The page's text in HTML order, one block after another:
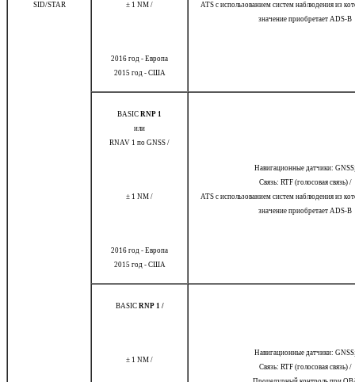
SID/STAR ± 1 NM /
2016 год - Европа
2015 год - США
ATS с использованием систем наблюдения из
значение приобретает ADS-B
BASIC RNP 1
или
RNAV 1 по GNSS /
± 1 NM /
2016 год - Европа
2015 год - США
Навигационные датчики:
Связь: RTF (голосовая связь) /
ATS с использованием систем наблюдения из
значение приобретает ADS-B
BASIC RNP 1 /
± 1 NM /
Навигационные датчики:
Связь: RTF (голосовая связь) /